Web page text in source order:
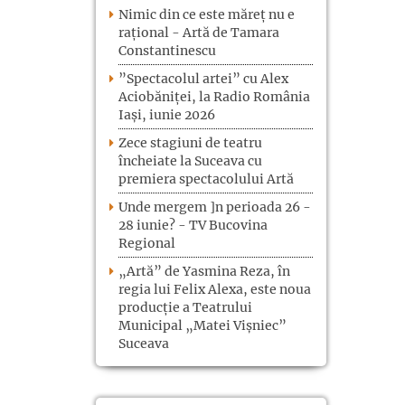
Nimic din ce este măreț nu e
rațional - Artă de Tamara
Constantinescu
”Spectacolul artei” cu Alex
Aciobăniței, la Radio România
Iași, iunie 2026
Zece stagiuni de teatru
încheiate la Suceava cu
premiera spectacolului Artă
Unde mergem ]n perioada 26 -
28 iunie? - TV Bucovina
Regional
„Artă” de Yasmina Reza, în
regia lui Felix Alexa, este noua
producție a Teatrului
Municipal „Matei Vișniec”
Suceava